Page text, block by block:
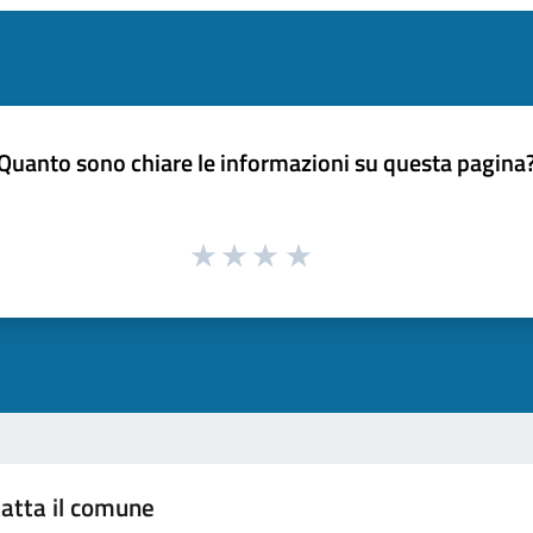
sono chiare le informazioni su questa
il comune